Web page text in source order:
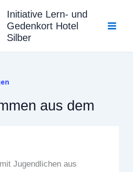
Initiative Lern- und
Gedenkort Hotel
Silber
aus dem
Jugendlichen aus